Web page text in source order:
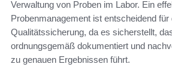
Verwaltung von Proben im Labor. Ein
Probenmanagement ist entscheidend für
Qualitätssicherung, da es sicherstellt,
ordnungsgemäß dokumentiert und
zu genauen Ergebnissen führt.